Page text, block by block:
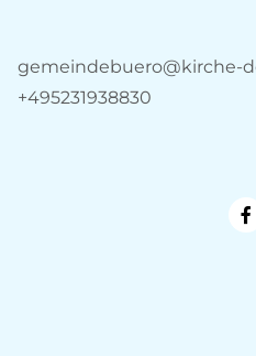
gemeindebuero@kirche-
+495231938830